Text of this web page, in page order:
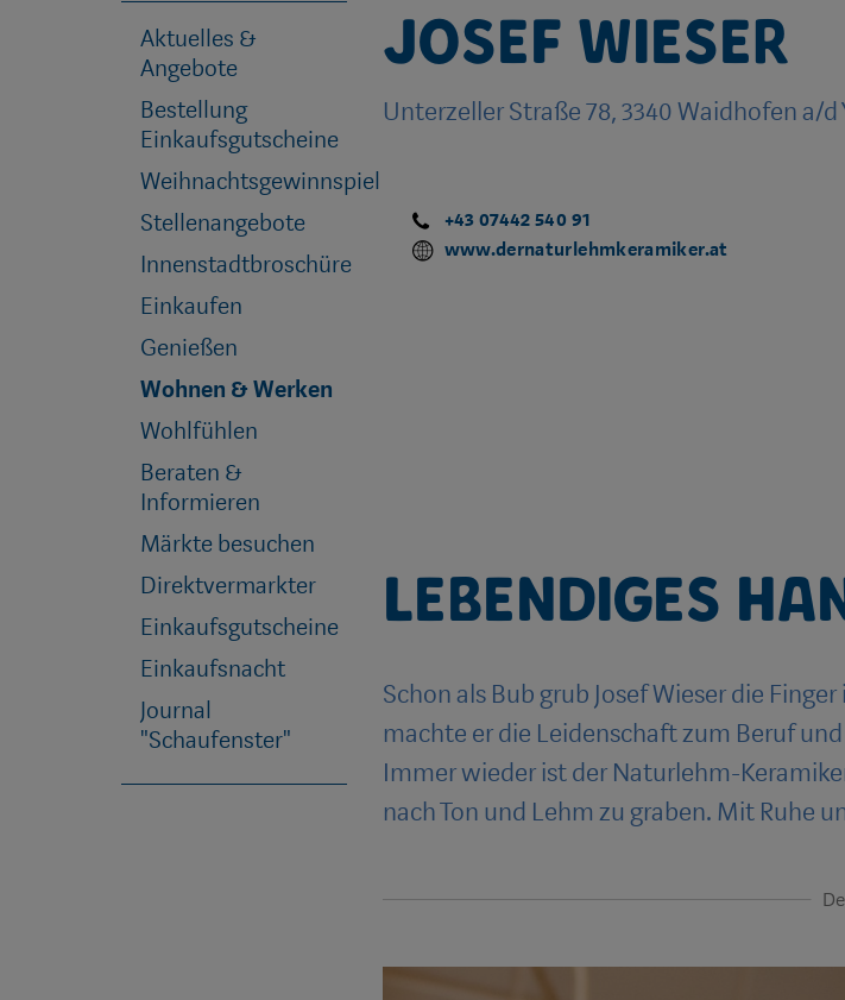
Josef Wieser
Unterzeller Straße 78, 3340 Waidhofen a/d
+43 07442 540 91
www.dernaturlehmkeramiker.at
Lebendiges
Schon als Bub grub Josef Wieser die
machte er die Leidenschaft zum Beruf
Immer wieder ist der Naturlehm-
nach Ton und Lehm zu graben. Mit Ruhe
Aktuelles &
Angebote
Bestellung
Einkaufsgutscheine
Weihnachtsgewinnspiel
Stellenangebote
Innenstadtbroschüre
Einkaufen
Genießen
Wohnen & Werken
Wohlfühlen
Beraten &
Informieren
Märkte besuchen
Direktvermarkter
Einkaufsgutscheine
Einkaufsnacht
Journal
"Schaufenster"